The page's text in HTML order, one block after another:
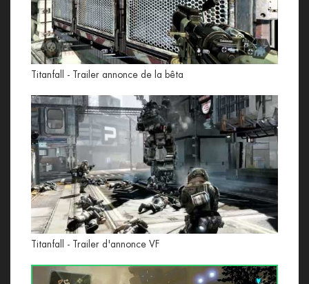
Titanfall - Trailer annonce de la bêta
Titanfall - Trailer d'annonce VF